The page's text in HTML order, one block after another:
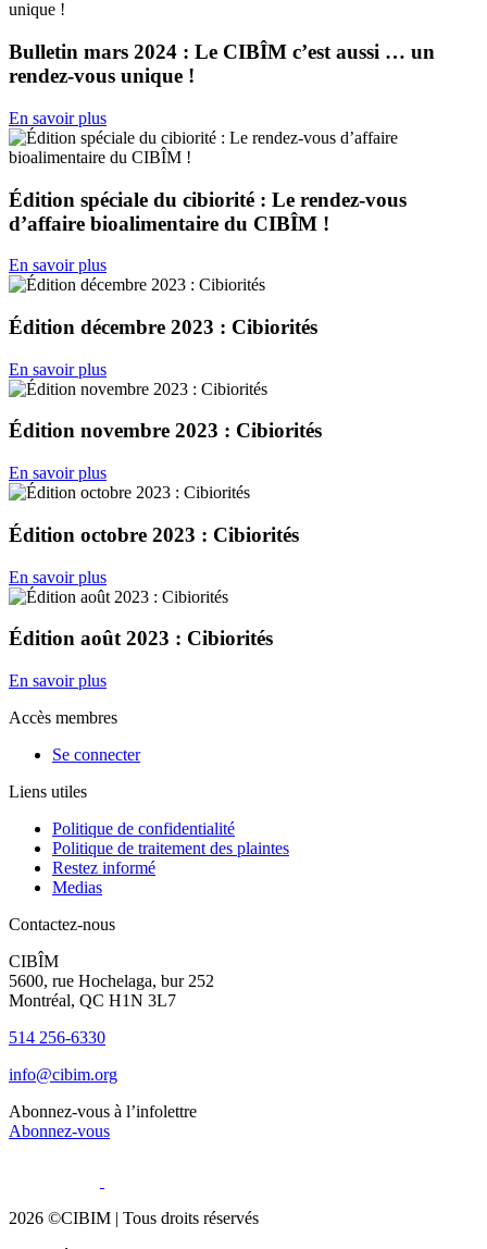
Bulletin mars 2024 : Le CIBÎM c’est aussi … un
rendez-vous unique !
En savoir plus
Édition spéciale du cibiorité : Le rendez-vous
d’affaire bioalimentaire du CIBÎM !
En savoir plus
Édition décembre 2023 : Cibiorités
En savoir plus
Édition novembre 2023 : Cibiorités
En savoir plus
Édition octobre 2023 : Cibiorités
En savoir plus
Édition août 2023 : Cibiorités
En savoir plus
Accès membres
Se connecter
Liens utiles
Politique de confidentialité
Politique de traitement des plaintes
Restez informé
Medias
Contactez-nous
CIBÎM
5600, rue Hochelaga, bur 252
Montréal, QC H1N 3L7
514 256-6330
info@cibim.org
Abonnez-vous à l’infolettre
Abonnez-vous
2026 ©CIBIM | Tous droits réservés